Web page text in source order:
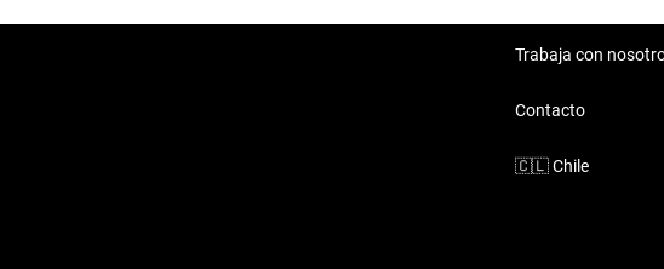
Trabaja con
Contacto
🇨🇱Chile